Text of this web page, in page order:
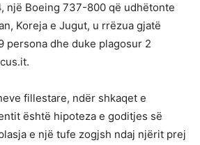
një Boeing 737-800 që udhëtonte
Koreja e Jugut, u rrëzua gjatë
persona dhe duke plagosur 2
fillestare, ndër shkaqet e
është hipoteza e goditjes së
e një tufe zogjsh ndaj njërit prej